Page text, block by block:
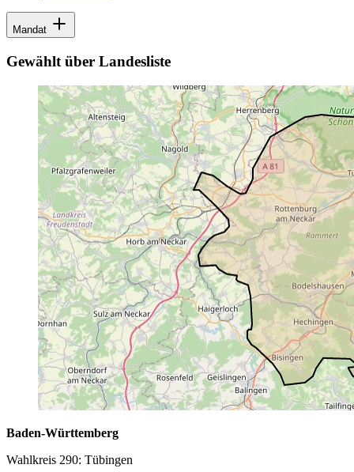
Mandat
Gewählt über Landesliste
Baden-Württemberg
Wahlkreis 290: Tübingen